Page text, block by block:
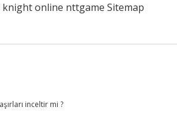
knight online nttgame Sitemap
inceltir mi ?